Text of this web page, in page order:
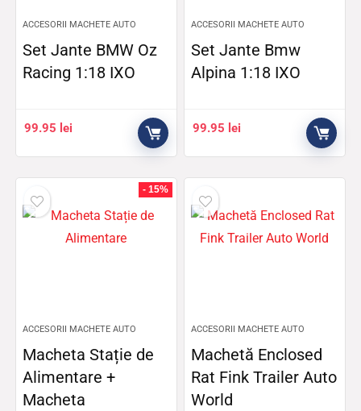
ACCESORII MACHETE AUTO
Set Jante BMW Oz
Racing 1:18 IXO
99.95 lei
ACCESORII MACHETE AUTO
Set Jante Bmw
Alpina 1:18 IXO
99.95 lei
- 15%
ACCESORII MACHETE AUTO
Macheta Stație de
Alimentare +
Macheta
ACCESORII MACHETE AUTO
Machetă Enclosed
Rat Fink Trailer Auto
World